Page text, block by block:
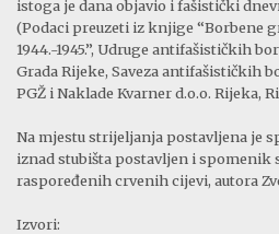
istoga je dana objavio i fašistički
(Podaci preuzeti iz knjige “Borbene
1944.-1945.”, Udruge antifašističkih
Grada Rijeke, Saveza antifašističkih
PGŽ i Naklade Kvarner d.o.o. Rijeka,
Na mjestu strijeljanja postavljena je
iznad stubišta postavljen i spomenik
raspoređenih crvenih cijevi, autora
Izvori: